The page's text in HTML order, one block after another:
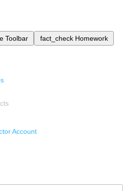
Toolbar fact_check Homework
Account